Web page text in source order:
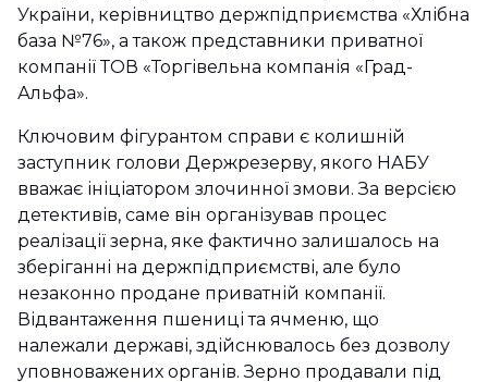
України, керівництво держпідприємства «Хлібна
база №76», а також представники приватної
компанії ТОВ «Торгівельна компанія «Град-
Альфа».
Ключовим фігурантом справи є колишній
заступник голови Держрезерву, якого НАБУ
вважає ініціатором злочинної змови. За версією
детективів, саме він організував процес
реалізації зерна, яке фактично залишалось на
зберіганні на держпідприємстві, але було
незаконно продане приватній компанії.
Відвантаження пшениці та ячменю, що
належали державі, здійснювалось без дозволу
уповноважених органів. Зерно продавали під